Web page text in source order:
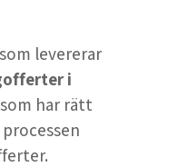
levererar
i
har rätt